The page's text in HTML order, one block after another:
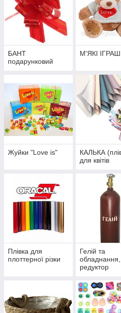
БАНТ
подарунковий
М'ЯКІ
Жуйки "Love is"
КАЛЬКА
для квітів
Плівка для
плоттерної різки
Гелій та
обладнання,
редуктор